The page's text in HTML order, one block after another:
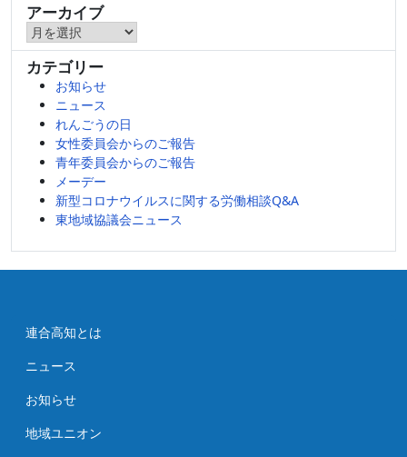
アーカイブ
ア
ー
カ
カテゴリー
お知らせ
ニュース
れんごうの日
女性委員会からのご報告
青年委員会からのご報告
メーデー
新型コロナウイルスに関する労働相談Q&A
東地域協議会ニュース
連合高知とは
ニュース
お知らせ
地域ユニオン